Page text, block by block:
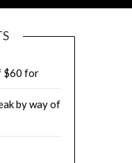
$60 for
by way of